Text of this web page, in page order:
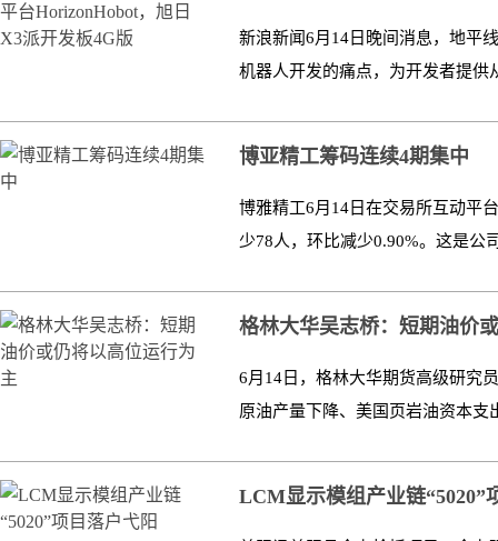
新浪新闻6月14日晚间消息，地平
机器人开发的痛点，为开发者提供
博亚精工筹码连续4期集中
博雅精工6月14日在交易所互动平
少78人，环比减少0.90%。这是公
格林大华吴志桥：短期油价
6月14日，格林大华期货高级研究
原油产量下降、美国页岩油资本
LCM显示模组产业链“5020”